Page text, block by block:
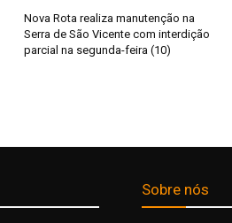
Nova Rota realiza manutenção na
Serra de São Vicente com interdição
parcial na segunda-feira (10)
Sobre nós